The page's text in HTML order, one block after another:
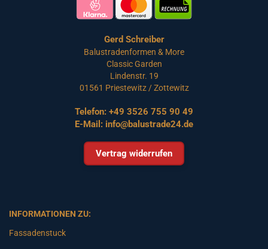
Gerd Schreiber
Balustradenformen & More
Classic Garden
Lindenstr. 19
01561 Priestewitz / Zottewitz
Telefon: +49 3526 755 90 49
E-Mail: info@balustrade24.de
Vertrag widerrufen
INFORMATIONEN ZU:
Fassadenstuck